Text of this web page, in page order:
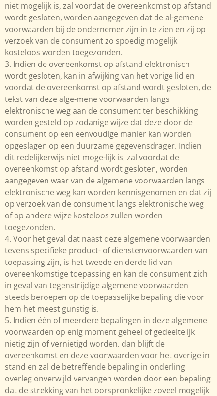
niet mogelijk is, zal voordat de overeenkomst op afstand
wordt gesloten, worden aangegeven dat de al-gemene
voorwaarden bij de ondernemer zijn in te zien en zij op
verzoek van de consument zo spoedig mogelijk
kosteloos worden toegezonden.
3. Indien de overeenkomst op afstand elektronisch
wordt gesloten, kan in afwijking van het vorige lid en
voordat de overeenkomst op afstand wordt gesloten, de
tekst van deze alge-mene voorwaarden langs
elektronische weg aan de consument ter beschikking
worden gesteld op zodanige wijze dat deze door de
consument op een eenvoudige manier kan worden
opgeslagen op een duurzame gegevensdrager. Indien
dit redelijkerwijs niet moge-lijk is, zal voordat de
overeenkomst op afstand wordt gesloten, worden
aangegeven waar van de algemene voorwaarden langs
elektronische weg kan worden kennisgenomen en dat zij
op verzoek van de consument langs elektronische weg
of op andere wijze kosteloos zullen worden
toegezonden.
4. Voor het geval dat naast deze algemene voorwaarden
tevens specifieke product- of dienstenvoorwaarden van
toepassing zijn, is het tweede en derde lid van
overeenkomstige toepassing en kan de consument zich
in geval van tegenstrijdige algemene voorwaarden
steeds beroepen op de toepasselijke bepaling die voor
hem het meest gunstig is.
5. Indien één of meerdere bepalingen in deze algemene
voorwaarden op enig moment geheel of gedeeltelijk
nietig zijn of vernietigd worden, dan blijft de
overeenkomst en deze voorwaarden voor het overige in
stand en zal de betreffende bepaling in onderling
overleg onverwijld vervangen worden door een bepaling
dat de strekking van het oorspronkelijke zoveel mogelijk